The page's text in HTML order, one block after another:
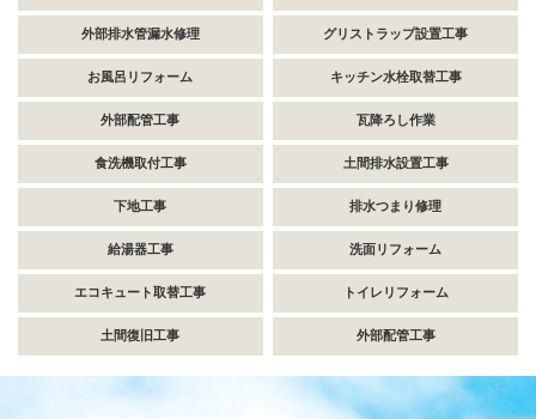
外部排水管漏水修理 グリストラップ設置工事
お風呂リフォーム キッチン水栓取替工事
外部配管工事 瓦降ろし作業
食洗機取付工事 土間排水設置工事
下地工事 排水つまり修理
給湯器工事 洗面リフォーム
エコキュート取替工事 トイレリフォーム
土間復旧工事 外部配管工事